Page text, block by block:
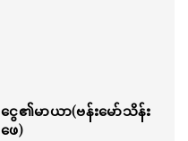
ငွေ၏မာယာ(ဗန်းမော်သိန်း
ဖေ)